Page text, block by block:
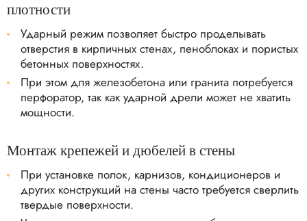
плотности
Ударный режим позволяет быстро проделывать
отверстия в кирпичных стенах, пеноблоках и пористых
бетонных поверхностях.
При этом для железобетона или гранита потребуется
перфоратор, так как ударной дрели может не хватить
мощности.
Монтаж крепежей и дюбелей в стены
При установке полок, карнизов, кондиционеров и
других конструкций на стены часто требуется сверлить
твердые поверхности.